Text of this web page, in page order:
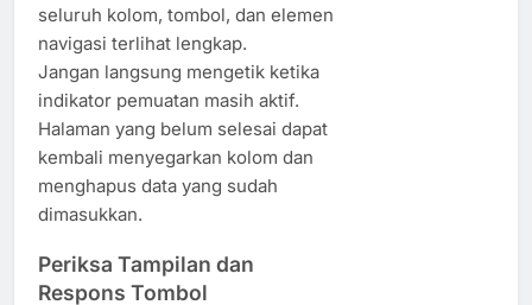
seluruh kolom, tombol, dan elemen
navigasi terlihat lengkap.
Jangan langsung mengetik ketika
indikator pemuatan masih aktif.
Halaman yang belum selesai dapat
kembali menyegarkan kolom dan
menghapus data yang sudah
dimasukkan.
Periksa Tampilan dan
Respons Tombol